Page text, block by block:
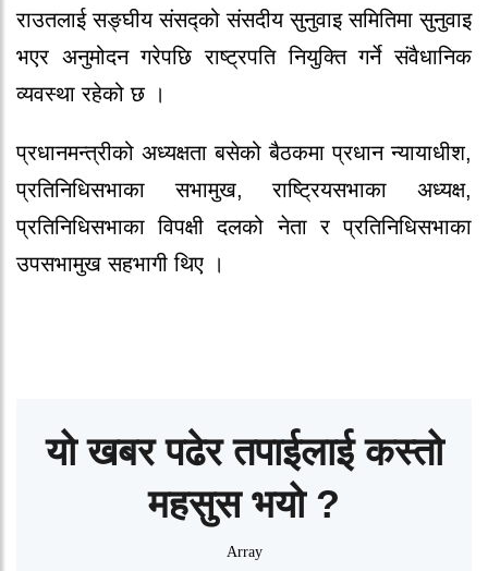
राउतलाई सङ्घीय संसद्को संसदीय सुनुवाइ समितिमा सुनुवाइ
भएर अनुमोदन गरेपछि राष्ट्रपति नियुक्ति गर्ने संवैधानिक
व्यवस्था रहेको छ ।
प्रधानमन्त्रीको अध्यक्षता बसेको बैठकमा प्रधान न्यायाधीश,
प्रतिनिधिसभाका सभामुख, राष्ट्रियसभाका अध्यक्ष,
प्रतिनिधिसभाका विपक्षी दलको नेता र प्रतिनिधिसभाका
उपसभामुख सहभागी थिए ।
यो खबर पढेर तपाईलाई कस्तो
महसुस भयो ?
Array